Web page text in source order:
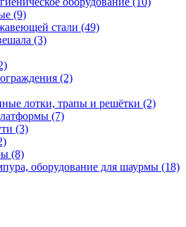
(9)
стали (49)
(3)
(2)
лотки, трапы и решётки (2)
(7)
(3)
(8)
оборудование для шаурмы (18)